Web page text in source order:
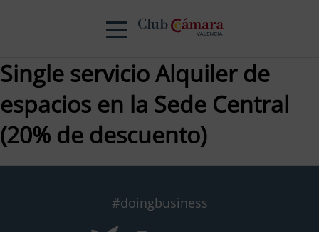
Single servicio Alquiler de
espacios en la Sede Central
(20% de descuento)
#doingbusiness